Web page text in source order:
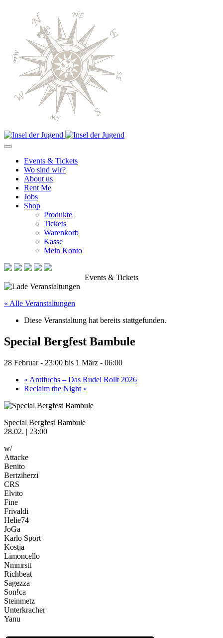
Events & Tickets
Wo sind wir?
About us
Rent Me
Jobs
Shop
Produkte
Tickets
Warenkorb
Kasse
Mein Konto
Events & Tickets
« Alle Veranstaltungen
Diese Veranstaltung hat bereits stattgefunden.
Special Bergfest Bambule
28 Februar - 23:00 bis 1 März - 06:00
« Antifuchs – Das Rudel Rollt 2026
Reclaim the Night »
Special Bergfest Bambule
28.02. | 23:00
w/
Attacke
Benito
Bertziherzi
CRS
Elvito
Fine
Frivaldi
Helie74
JoGa
Karlo Sport
Kostja
Limoncello
Nmmrstt
Richbeat
Sagezza
Son!ca
Steinmetz
Unterkracher
Yanu